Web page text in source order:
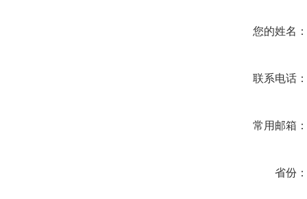
您的姓名
联系电话
常用邮箱
省份